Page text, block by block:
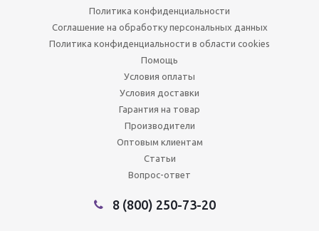
Политика конфиденциальности
Соглашение на обработку персональных данных
Политика конфиденциальности в области cookies
Помощь
Условия оплаты
Условия доставки
Гарантия на товар
Производители
Оптовым клиентам
Статьи
Вопрос-ответ
8 (800) 250-73-20